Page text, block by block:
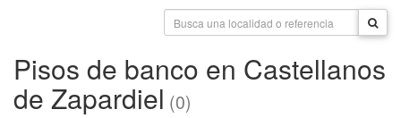
Pisos de banco en Castellanos
de Zapardiel (0)